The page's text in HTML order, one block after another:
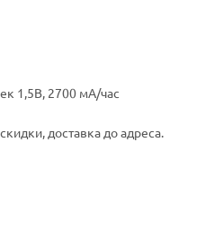
1,5В, 2700 мA/час
доставка до адреса.